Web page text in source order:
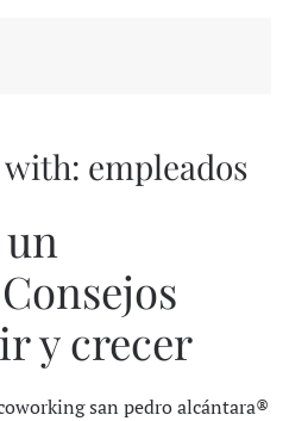
empleados
y crecer
san pedro alcántara®